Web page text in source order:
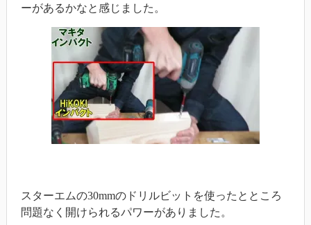
ーがあるかなと感じました。
スターエムの30mmのドリルビットを使ったとところ
問題なく開けられるパワーがありました。